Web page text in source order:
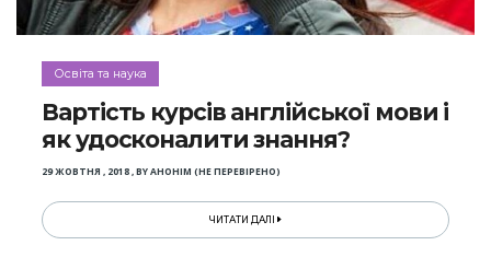
Освіта та наука
Вартість курсів англійської мови і
як удосконалити знання?
29 ЖОВТНЯ , 2018,BYАНОНІМ (НЕ ПЕРЕВІРЕНО)
ЧИТАТИ ДАЛІ